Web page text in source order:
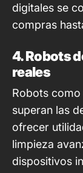
digitales se
compras
4. Robots
reales
Robots como
superan las
ofrecer
limpieza
dispositivos